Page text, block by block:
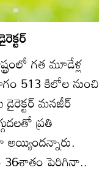
గత మూడేళ్ల
513 కిలోల నుంచి
మనజీర్‌
ప్రతి
36శాతం పెరిగినా..